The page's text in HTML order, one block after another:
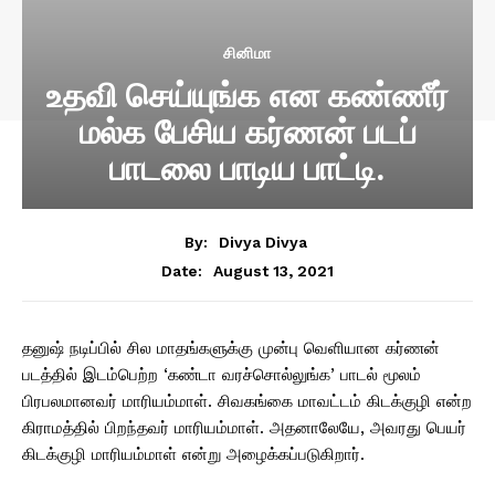
சினிமா
உதவி செய்யுங்க என கண்ணீர்
மல்க பேசிய கர்ணன் படப்
பாடலை பாடிய பாட்டி.
By:
Divya Divya
Date:
August 13, 2021
தனுஷ் நடிப்பில் சில மாதங்களுக்கு முன்பு வெளியான கர்ணன்
படத்தில் இடம்பெற்ற ‘கண்டா வரச்சொல்லுங்க’ பாடல் மூலம்
பிரபலமானவர் மாரியம்மாள். சிவகங்கை மாவட்டம் கிடக்குழி என்ற
கிராமத்தில் பிறந்தவர் மாரியம்மாள். அதனாலேயே, அவரது பெயர்
கிடக்குழி மாரியம்மாள் என்று அழைக்கப்படுகிறார்.